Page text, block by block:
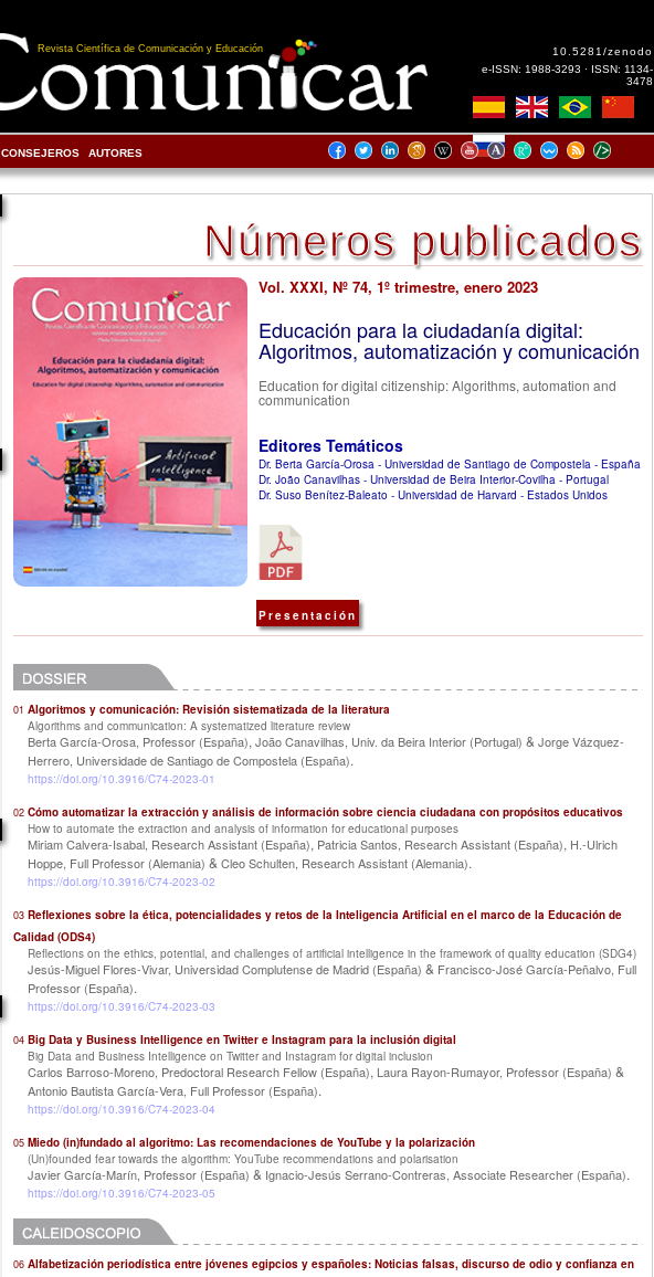
Revista Científica de Comunicación y Educación
10.5281/zenodo
e-ISSN: 1988-3293 · ISSN: 1134-
3478
CONSEJEROS AUTORES
Números publicados
Vol. XXXI, Nº 74, 1º trimestre, enero 2023
Educación para la ciudadanía digital:
Algoritmos, automatización y comunicación
Education for digital citizenship: Algorithms, automation and
communication
Editores Temáticos
Dr. Berta García-Orosa - Universidad de Santiago de Compostela - España
Dr. João Canavilhas - Universidad de Beira Interior-Covilha - Portugal
Dr. Suso Benítez-Baleato - Universidad de Harvard - Estados Unidos
Presentación
01 Algoritmos y comunicación: Revisión sistematizada de la literatura
Algorithms and communication: A systematized literature review
Berta García-Orosa, Professor (España), João Canavilhas, Univ. da Beira Interior (Portugal) & Jorge Vázquez-
Herrero, Universidade de Santiago de Compostela (España).
https://doi.org/10.3916/C74-2023-01
02 Cómo automatizar la extracción y análisis de información sobre ciencia ciudadana con propósitos educativos
How to automate the extraction and analysis of information for educational purposes
Miriam Calvera-Isabal, Research Assistant (España), Patricia Santos, Research Assistant (España), H.-Ulrich
Hoppe, Full Professor (Alemania) & Cleo Schulten, Research Assistant (Alemania).
https://doi.org/10.3916/C74-2023-02
03 Reflexiones sobre la ética, potencialidades y retos de la Inteligencia Artificial en el marco de la Educación de
Calidad (ODS4)
Reflections on the ethics, potential, and challenges of artificial intelligence in the framework of quality education (SDG4)
Jesús-Miguel Flores-Vivar, Universidad Complutense de Madrid (España) & Francisco-José García-Peñalvo, Full
Professor (España).
https://doi.org/10.3916/C74-2023-03
04 Big Data y Business Intelligence en Twitter e Instagram para la inclusión digital
Big Data and Business Intelligence on Twitter and Instagram for digital inclusion
Carlos Barroso-Moreno, Predoctoral Research Fellow (España), Laura Rayon-Rumayor, Professor (España) &
Antonio Bautista García-Vera, Full Professor (España).
https://doi.org/10.3916/C74-2023-04
05 Miedo (in)fundado al algoritmo: Las recomendaciones de YouTube y la polarización
(Un)founded fear towards the algorithm: YouTube recommendations and polarisation
Javier García-Marín, Professor (España) & Ignacio-Jesús Serrano-Contreras, Associate Researcher (España).
https://doi.org/10.3916/C74-2023-05
06 Alfabetización periodística entre jóvenes egipcios y españoles: Noticias falsas, discurso de odio y confianza en